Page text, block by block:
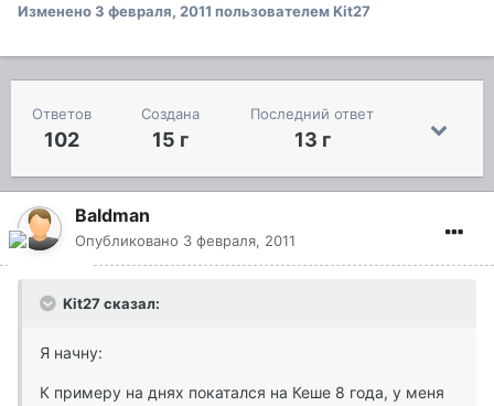
Изменено3 февраля, 2011 пользователем Kit27
Ответов
102
Создана
15 г
Последний ответ
13 г
Baldman
Опубликовано 3 февраля, 2011
Kit27 сказал:
Я начну:
К примеру на днях покатался на Кеше 8 года, у меня